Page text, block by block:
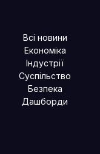
Всі новини
Економіка
Індустрії
Суспільство
Безпека
Дашборди